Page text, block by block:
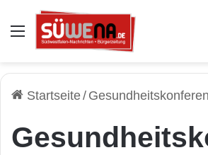
Auswahl
Startseite/